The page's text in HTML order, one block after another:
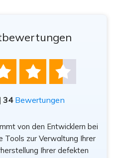
 
34 Bewertungen
von den Entwicklern bei
Tools zur Verwaltung Ihrer
Ihrer defekten